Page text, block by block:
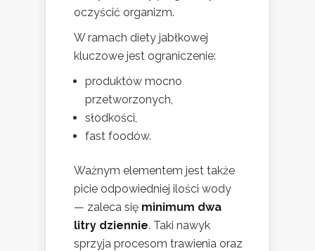
oczyścić organizm.
W ramach diety jabłkowej
kluczowe jest ograniczenie:
produktów mocno
przetworzonych,
słodkości,
fast foodów.
Ważnym elementem jest także
picie odpowiedniej ilości wody
— zaleca się minimum dwa
litry dziennie. Taki nawyk
sprzyja procesom trawienia oraz